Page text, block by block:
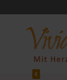
zum
Inhalt
bis
Produkte
€